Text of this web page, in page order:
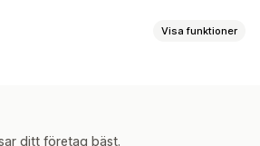
Visa funktioner
ditt företag bäst.